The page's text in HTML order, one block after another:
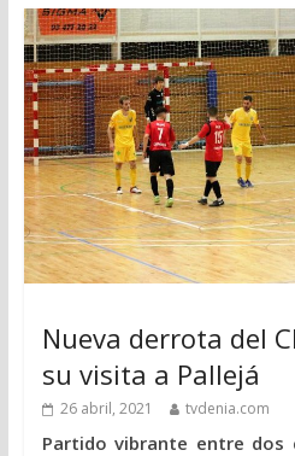
Nueva derrota del
su visita a Pallejá
26 abril, 2021 tvdenia.com
Partido vibrante entre dos